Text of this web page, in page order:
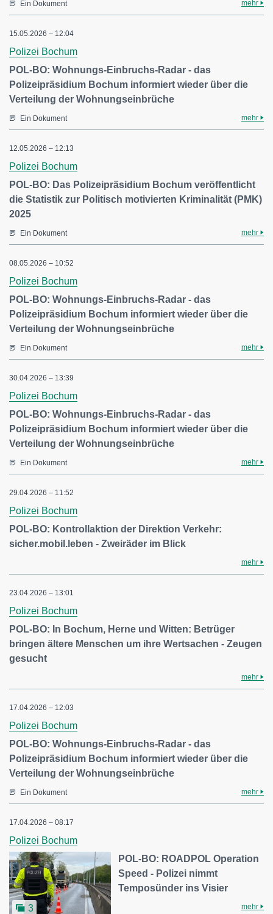
Ein Dokument mehr
15.05.2026 – 12:04
Polizei Bochum
POL-BO: Wohnungs-Einbruchs-Radar - das
Polizeipräsidium Bochum informiert wieder über die
Verteilung der Wohnungseinbrüche
Ein Dokument mehr
12.05.2026 – 12:13
Polizei Bochum
POL-BO: Das Polizeipräsidium Bochum veröffentlicht
die Statistik zur Politisch motivierten Kriminalität (PMK)
2025
Ein Dokument mehr
08.05.2026 – 10:52
Polizei Bochum
POL-BO: Wohnungs-Einbruchs-Radar - das
Polizeipräsidium Bochum informiert wieder über die
Verteilung der Wohnungseinbrüche
Ein Dokument mehr
30.04.2026 – 13:39
Polizei Bochum
POL-BO: Wohnungs-Einbruchs-Radar - das
Polizeipräsidium Bochum informiert wieder über die
Verteilung der Wohnungseinbrüche
Ein Dokument mehr
29.04.2026 – 11:52
Polizei Bochum
POL-BO: Kontrollaktion der Direktion Verkehr:
sicher.mobil.leben - Zweiräder im Blick
mehr
23.04.2026 – 13:01
Polizei Bochum
POL-BO: In Bochum, Herne und Witten: Betrüger
bringen ältere Menschen um ihre Wertsachen - Zeugen
gesucht
mehr
17.04.2026 – 12:03
Polizei Bochum
POL-BO: Wohnungs-Einbruchs-Radar - das
Polizeipräsidium Bochum informiert wieder über die
Verteilung der Wohnungseinbrüche
Ein Dokument mehr
17.04.2026 – 08:17
Polizei Bochum
3
POL-BO: ROADPOL Operation
Speed - Polizei nimmt
Temposünder ins Visier
mehr